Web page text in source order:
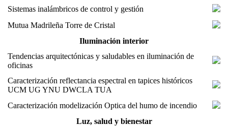
Sistemas inalámbricos de control y gestión
Mutua Madrileña Torre de Cristal
Iluminación interior
Tendencias arquitectónicas y saludables en iluminación de
oficinas
Caracterización reflectancia espectral en tapices históricos
UCM UG YNU DWCLA TUA
Caracterización modelización Optica del humo de incendio
Luz, salud y bienestar